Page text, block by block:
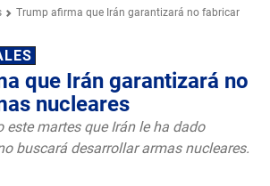
Trump afirma que Irán garantizará no fabricar
que Irán garantizará no
nucleares
este martes que Irán le ha dado
buscará desarrollar armas nucleares.